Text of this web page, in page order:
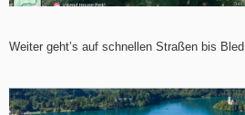
Weiter geht’s auf schnellen Straßen bis Bled